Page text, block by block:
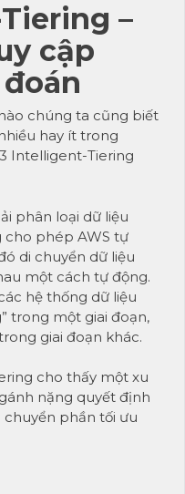
–
cập
chúng ta cũng biết
hay ít trong
Intelligent-Tiering
phân loại dữ liệu
cho phép AWS tự
di chuyển dữ liệu
một cách tự động.
hệ thống dữ liệu
trong một giai đoạn,
giai đoạn khác.
cho thấy một xu
nặng quyết định
chuyển phần tối ưu